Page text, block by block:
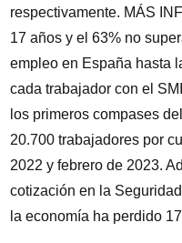
respectivamente. MÁS
17 años y el 63% no
empleo en España hasta
cada trabajador con el
los primeros compases
20.700 trabajadores por
2022 y febrero de 2023.
cotización en la
la economía ha perdido